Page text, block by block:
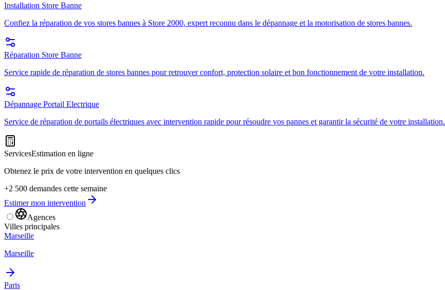
Installation Store Banne
Confiez la réparation de vos stores bannes à Store 2000, expert reconnu dans le dépannage et la motorisation de stores bannes.
Réparation Store Banne
Service rapide de réparation de stores bannes pour retrouver confort, protection solaire et bon fonctionnement de votre installation.
Dépannage Portail Electrique
Service de réparation de portails électriques avec intervention rapide pour résoudre vos pannes et garantir la sécurité de votre installation.
ServicesEstimation en ligne
Obtenez le prix de votre intervention en quelques clics
+2 500 demandes cette semaine
Estimer mon intervention
Agences
Villes principales
Marseille
Marseille
Paris